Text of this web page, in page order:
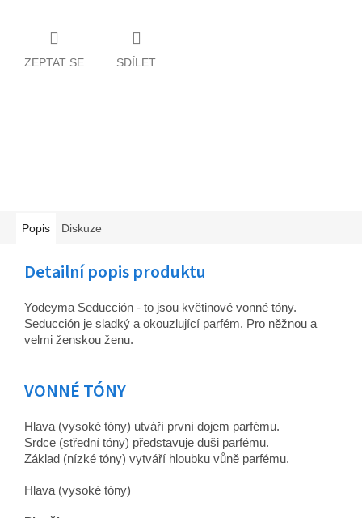
ZEPTAT SE SDÍLET
Popis Diskuze
Detailní popis produktu
Yodeyma Seducción - to jsou květinové vonné tóny.
Seducción je sladký a okouzlující parfém. Pro něžnou a
velmi ženskou ženu.
VONNÉ TÓNY
Hlava (vysoké tóny) utváří první dojem parfému.
Srdce (střední tóny) představuje duši parfému.
Základ (nízké tóny) vytváří hloubku vůně parfému.
Hlava (vysoké tóny)